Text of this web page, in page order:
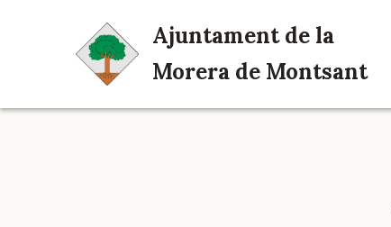
Ajuntament de la
Morera de Montsant